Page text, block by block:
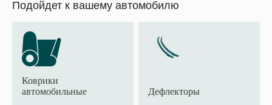
Подойдет к вашему автомобилю
Коврики
автомобильные
Дефлекторы